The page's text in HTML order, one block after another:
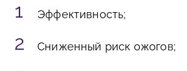
Эффективность;
Сниженный риск ожогов;